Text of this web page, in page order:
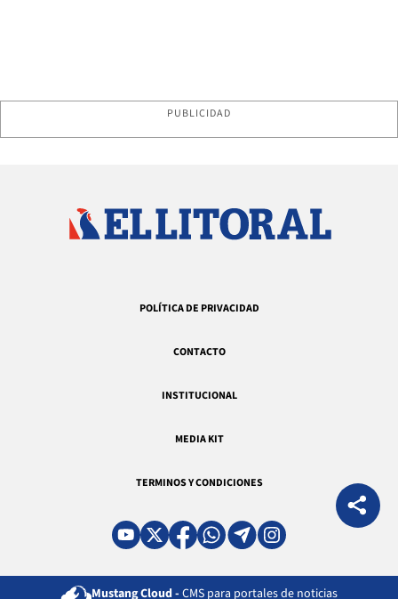
PUBLICIDAD
POLÍTICA DE PRIVACIDAD
CONTACTO
INSTITUCIONAL
MEDIA KIT
TERMINOS Y CONDICIONES
Mustang Cloud - CMS para portales de noticias